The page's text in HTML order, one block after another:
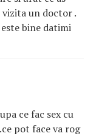
un doctor .
bine datimi
ce fac sex cu
pot face va rog